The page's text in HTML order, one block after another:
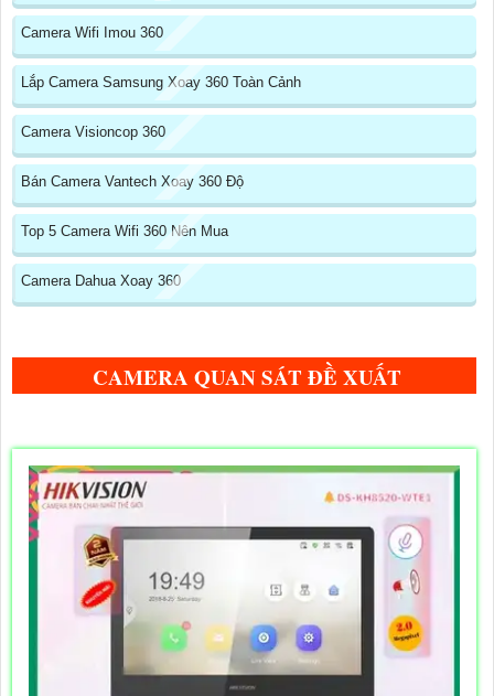
Camera Wifi Imou 360
Lắp Camera Samsung Xoay 360 Toàn Cảnh
Camera Visioncop 360
Bán Camera Vantech Xoay 360 Độ
Top 5 Camera Wifi 360 Nên Mua
Camera Dahua Xoay 360
CAMERA QUAN SÁT ĐỀ XUẤT